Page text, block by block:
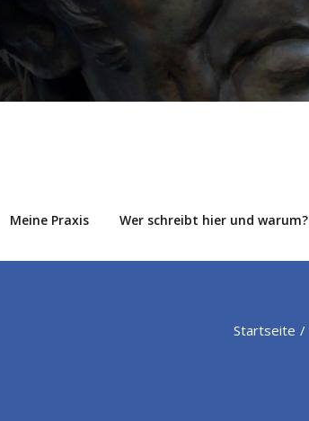
Meine Praxis Wer schreibt hier und warum?
Startseite